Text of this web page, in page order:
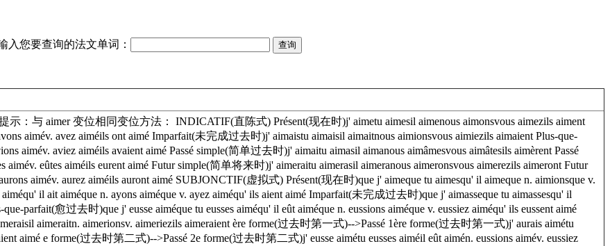
入您要查询的法文单词：
示：与 aimer 变位相同变位方法： INDICATIF(直陈式) Présent(现在时)j' aimetu aimesil aimenous aimonsvous aimezils aiment
aimév. avez aiméils ont aimé Imparfait(未完成过去时)j' aimaistu aimaisil aimaitnous aimionsvous aimiezils aimaient Plus-que-
aimév. aviez aiméils avaient aimé Passé simple(简单过去时)j' aimaitu aimasil aimanous aimâmesvous aimâtesils aimèrent Passé
eûtes aiméils eurent aimé Futur simple(简单将来时)j' aimeraitu aimerasil aimeranous aimeronsvous aimerezils aimeront Futur
aimév. aurez aiméils auront aimé SUBJONCTIF(虚拟式) Présent(现在时)que j' aimeque tu aimesqu' il aimeque n. aimionsque v.
il ait aiméque n. ayons aiméque v. ayez aiméqu' ils aient aimé Imparfait(未完成过去时)que j' aimasseque tu aimassesqu' il
parfait(愈过去时)que j' eusse aiméque tu eusses aiméqu' il eût aiméque n. eussions aiméque v. eussiez aiméqu' ils eussent aimé
aimeraitn. aimerionsv. aimeriezils aimeraient ère forme(过去时第一式)-->Passé 1ère forme(过去时第一式)j' aurais aimétu
aimé e forme(过去时第二式)-->Passé 2e forme(过去时第二式)j' eusse aimétu eusses aiméil eût aimén. eussions aimév. eussiez